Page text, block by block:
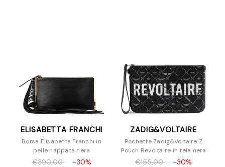
ELISABETTA FRANCHI
Borsa Elisabetta Franchi in
pelle nappata nera
€390,00
-30%
ZADIG&VOLTAIRE
Pochette Zadig&Voltaire Z
Pouch Revoltaire in tela nera
€155,00
-30%